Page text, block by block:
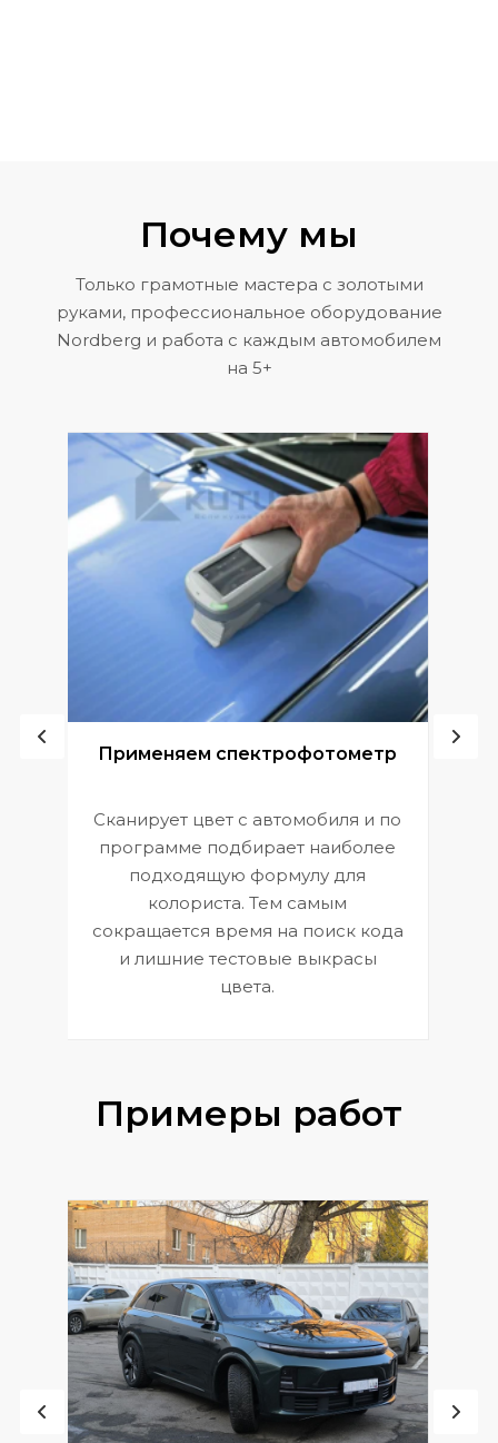
Почему мы
Только грамотные мастера с золотыми
руками, профессиональное оборудование
Nordberg и работа с каждым автомобилем
на 5+
Применяем спектрофотометр
Сканирует цвет с автомобиля и по
программе подбирает наиболее
подходящую формулу для
колориста. Тем самым
сокращается время на поиск кода
и лишние тестовые выкрасы
цвета.
Примеры работ